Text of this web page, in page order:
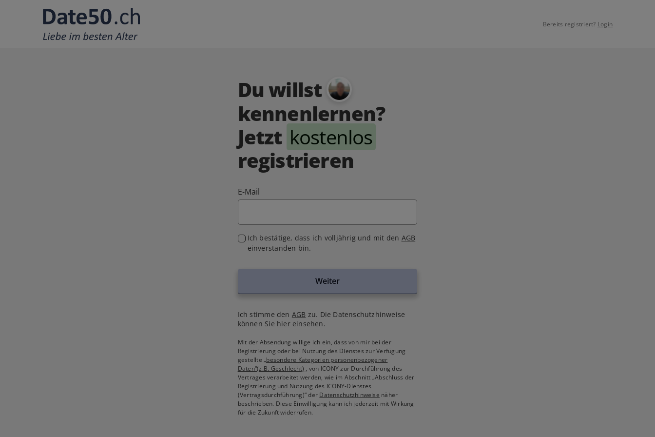
Bereits registriert? Login
Du willst
kennenlernen?
Jetzt kostenlos
registrieren
E-Mail
Ich bestätige, dass ich volljährig und mit den AGB
einverstanden bin.
Weiter
Ich stimme den AGB zu. Die Datenschutzhinweise
können Sie hiereinsehen.
Mit der Absendung willige ich ein, dass von mir bei der
Registrierung oder bei Nutzung des Dienstes zur Verfügung
gestellte„besondere Kategorien personenbezogener
Daten“(z.B. Geschlecht) , von ICONY zur Durchführung des
Vertrages verarbeitet werden, wie im Abschnitt „Abschluss der
Registrierung und Nutzung des ICONY-Dienstes
(Vertragsdurchführung)“ der Datenschutzhinweise näher
beschrieben. Diese Einwilligung kann ich jederzeit mit Wirkung
für die Zukunft widerrufen.